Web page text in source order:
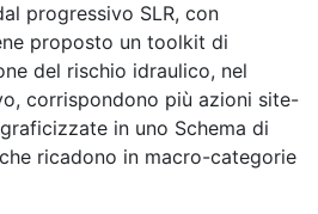
progressivo SLR, con
proposto un toolkit di
del rischio idraulico, nel
corrispondono più azioni site-
in uno Schema di
ricadono in macro-categorie